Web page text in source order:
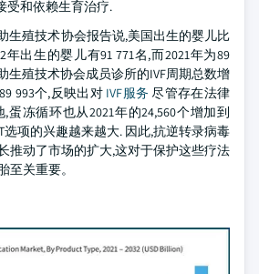
受和依赖生育治疗.
生殖技术协会报告说,美国出生的婴儿比
年出生的婴儿有91 771名,而2021年为89
生殖技术协会成员诊所的IVF周期总数增
993个,反映出对 IVF服务 尽管存在法律
蛋冻循环也从2021年的24,560个增加到
选项的兴趣越来越大. 因此,抗逆转录病毒
推动了市场的扩大,这对于保护这些疗法
至关重要。